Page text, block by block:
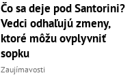
Čo sa deje pod Santorini?
Vedci odhaľujú zmeny,
ktoré môžu ovplyvniť
sopku
Zaujímavosti